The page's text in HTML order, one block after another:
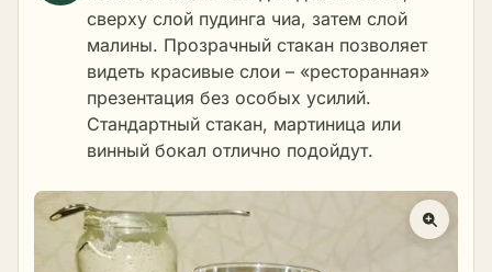
сверху слой пудинга чиа, затем слой
малины. Прозрачный стакан позволяет
видеть красивые слои – «ресторанная»
презентация без особых усилий.
Стандартный стакан, мартиница или
винный бокал отлично подойдут.